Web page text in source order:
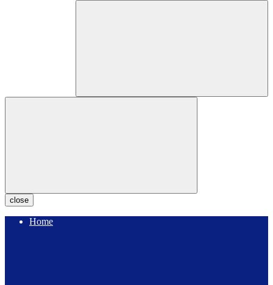
close
Home